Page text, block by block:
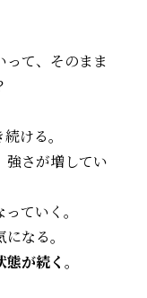
て、そのまま
ける。
さが増してい
ていく。
なる。
が続く 。